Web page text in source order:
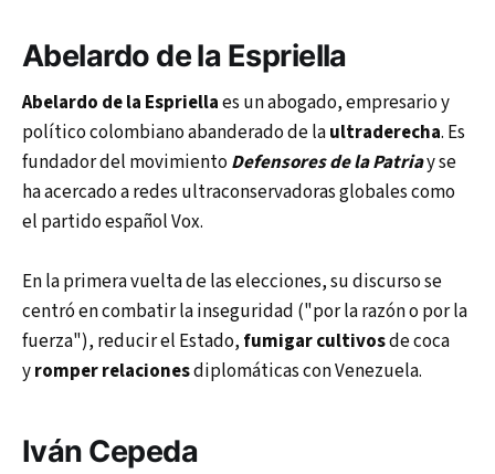
Abelardo de la Espriella
Abelardo de la Espriellaes un abogado, empresario y
político colombiano abanderado de laultraderecha. Es
fundador del movimientoDefensores de la Patriay se
ha acercado a redes ultraconservadoras globales como
el partido español Vox.
En la primera vuelta de las elecciones, su discurso se
centró en combatir la inseguridad ("por la razón o por la
fuerza"), reducir el Estado, fumigar cultivosde coca
yromper relacionesdiplomáticas con Venezuela.
Iván Cepeda